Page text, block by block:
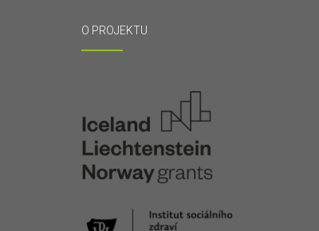
O PROJEKTU